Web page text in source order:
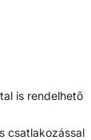
is rendelhető
csatlakozással